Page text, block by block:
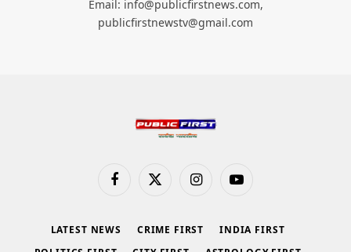
Email: info@publicfirstnews.com,
publicfirstnewstv@gmail.com
FacebookX
InstagramYouTube
LATEST NEWS CRIME FIRST
INDIA FIRST